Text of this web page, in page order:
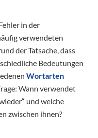
in der
verwendeten
der Tatsache, dass
Bedeutungen
Wortarten
Wann verwendet
und welche
zwischen ihnen?